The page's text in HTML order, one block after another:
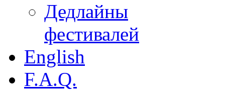
Дедлайны
фестивалей
English
F.A.Q.